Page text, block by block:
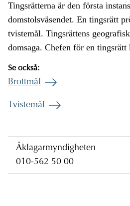
Tingsrätterna är den första
domstolsväsendet. En tingsrätt
tvistemål. Tingsrättens
domsaga. Chefen för en tingsrätt
Se också:
Brottmål
Tvistemål
Åklagarmyndigheten
010-562 50 00